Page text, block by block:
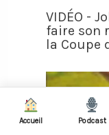
VIDÉO -
faire son
la Coupe
Accueil Podcast